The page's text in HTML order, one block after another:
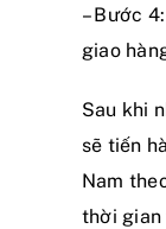
– Bước
giao
Sau khi
sẽ tiến
Nam
thời gian